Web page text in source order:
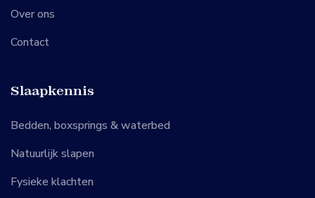
Over ons
Contact
Slaapkennis
Bedden, boxsprings & waterbed
Natuurlijk slapen
Fysieke klachten